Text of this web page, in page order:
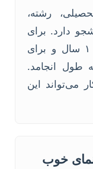
رشته،
دارد. برای
کارشناسی ارشد معمولاً ۶ ماه تا ۱ سال و برای
۲ تا ۴ سال به طول انجامد.
می‌تواند این
خوب